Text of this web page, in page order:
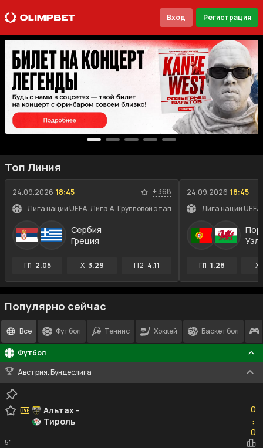
Вход Регистрация
Топ Линия
24.09.2026 18:45 +368
Лига наций UEFA. Лига A. Групповой этап
Сербия
Греция
П1 2.05 X 3.29 П2 4.11
24.09.2026 18:45
Лига наций
П1 1.28 X
Популярно сейчас
Все Футбол Теннис Хоккей Баскетбол
Футбол
Австрия. Бундеслига
Альтах -
Тироль
0
:0
0
5"